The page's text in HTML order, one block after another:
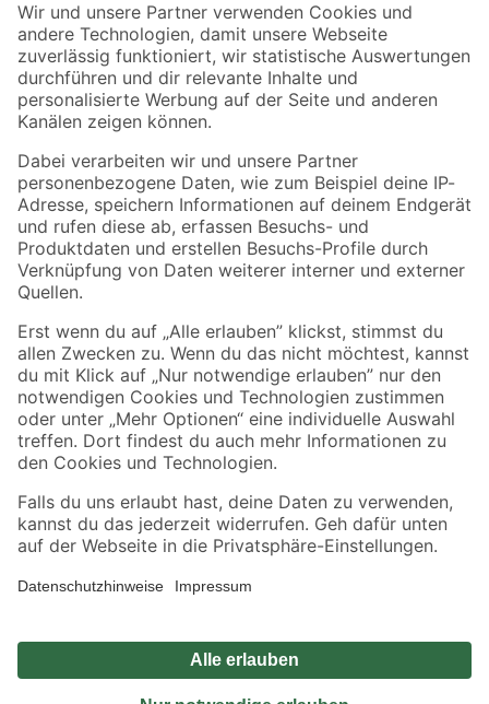
Der toom Newsletter: Keine Angebote und Aktionen mehr verpassen!
Zur Newsletter Anmeldung
Folge uns
Zahlungsarten Versandarten
Sicher einkaufen
Jetzt die toom-App herunterladen
Alle Preisangaben in EUR inkl. gesetzl. MwSt.. Die dargestellten Angebote sind unter
Umständen nicht in allen Märkten verfügbar. Die angegebenen Verfügbarkeiten beziehen
Produkte nur solange der Vorrat reicht.
*Paketversand ab 59 € versandkostenfrei, gilt nicht für Artikel mit Speditionsversand, hier
Privatsphäre Impressum
Nutzungsbedingungen
Widerrufsrecht
Vertrag widerrufen